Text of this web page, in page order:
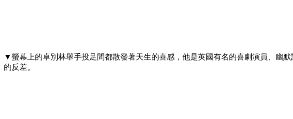
▼螢幕上的卓別林舉手投足間都散發著天生的喜感，他是英國有名的喜劇演員、幽
的反差。